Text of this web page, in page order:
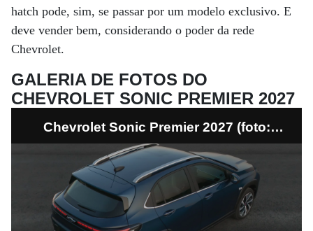
hatch pode, sim, se passar por um modelo exclusivo. E
deve vender bem, considerando o poder da rede
Chevrolet.
GALERIA DE FOTOS DO
CHEVROLET SONIC PREMIER 2027
Chevrolet Sonic Premier 2027 (foto:
divulgação)